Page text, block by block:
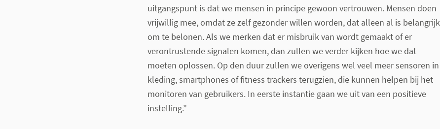
uitgangspunt is dat we mensen in principe gewoon vertrouwen. Mensen doen
vrijwillig mee, omdat ze zelf gezonder willen worden, dat alleen al is belangrijk
om te belonen. Als we merken dat er misbruik van wordt gemaakt of er
verontrustende signalen komen, dan zullen we verder kijken hoe we dat
moeten oplossen. Op den duur zullen we overigens wel veel meer sensoren in
kleding, smartphones of fitness trackers terugzien, die kunnen helpen bij het
monitoren van gebruikers. In eerste instantie gaan we uit van een positieve
instelling.”